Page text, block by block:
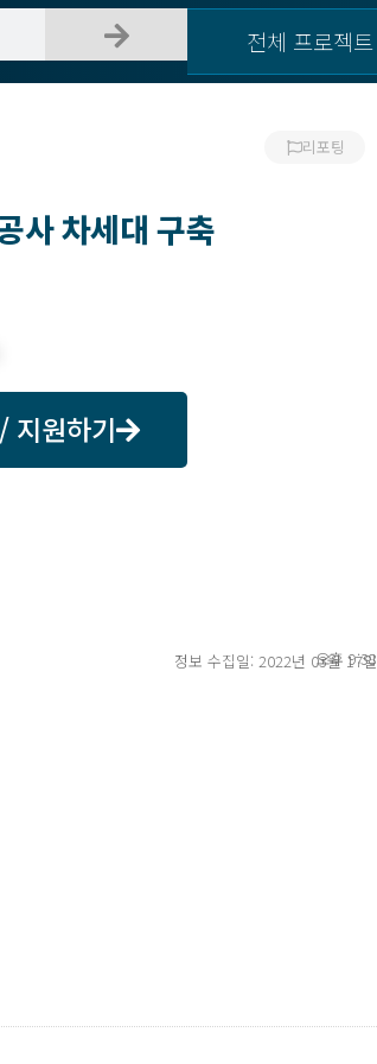
전체 프로젝트
리포팅
사 차세대 구축
지원하기
정보 수집일: 2022년 03월 17일
오후 9:38